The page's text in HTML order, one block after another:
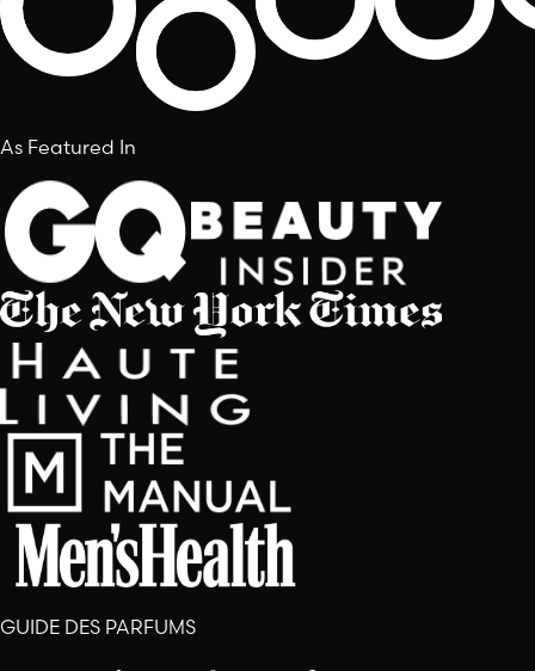
As Featured In
GUIDE DES PARFUMS